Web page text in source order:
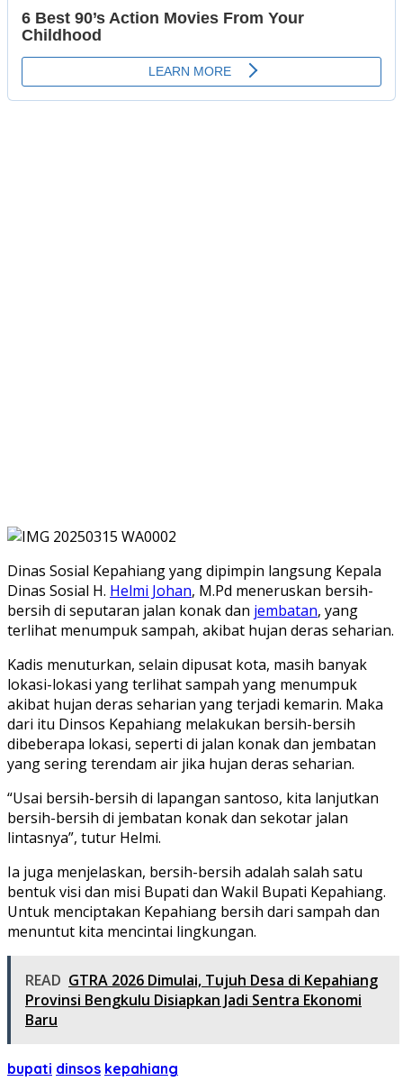
Dinas Sosial Kepahiang yang dipimpin langsung Kepala
Dinas Sosial H. Helmi Johan, M.Pd meneruskan bersih-
bersih di seputaran jalan konak dan jembatan, yang
terlihat menumpuk sampah, akibat hujan deras seharian.
Kadis menuturkan, selain dipusat kota, masih banyak
lokasi-lokasi yang terlihat sampah yang menumpuk
akibat hujan deras seharian yang terjadi kemarin. Maka
dari itu Dinsos Kepahiang melakukan bersih-bersih
dibeberapa lokasi, seperti di jalan konak dan jembatan
yang sering terendam air jika hujan deras seharian.
“Usai bersih-bersih di lapangan santoso, kita lanjutkan
bersih-bersih di jembatan konak dan sekotar jalan
lintasnya”, tutur Helmi.
Ia juga menjelaskan, bersih-bersih adalah salah satu
bentuk visi dan misi Bupati dan Wakil Bupati Kepahiang.
Untuk menciptakan Kepahiang bersih dari sampah dan
menuntut kita mencintai lingkungan.
READ GTRA 2026 Dimulai, Tujuh Desa di Kepahiang
Provinsi Bengkulu Disiapkan Jadi Sentra Ekonomi
Baru
bupati dinsos kepahiang